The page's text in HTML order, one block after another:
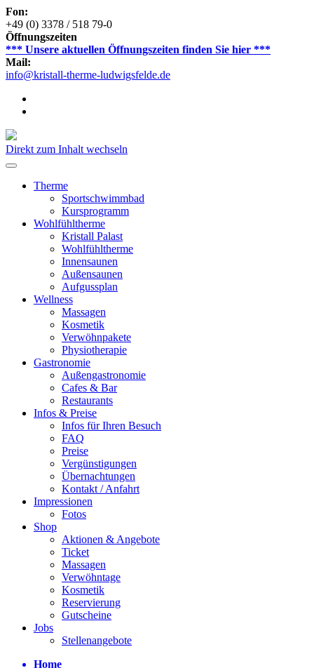
Fon:
+49 (0) 3378 / 518 79-0
Öffnungszeiten
*** Unsere aktuellen Öffnungszeiten finden Sie hier ***
Mail:
info@kristall-therme-ludwigsfelde.de
Direkt zum Inhalt wechseln
Therme
Sportschwimmbad
Kursprogramm
Wohlfühltherme
Kristall Palast
Wohlfühltherme
Innensaunen
Außensaunen
Aufgussplan
Wellness
Massagen
Kosmetik
Verwöhnpakete
Physiotherapie
Gastronomie
Außengastronomie
Cafes & Bar
Restaurants
Infos & Preise
Infos für Ihren Besuch
FAQ
Preise
Vergünstigungen
Übernachtungen
Kontakt / Anfahrt
Impressionen
Fotos
Shop
Aktionen & Angebote
Ticket
Massagen
Verwöhntage
Kosmetik
Reservierung
Gutscheine
Jobs
Stellenangebote
Home